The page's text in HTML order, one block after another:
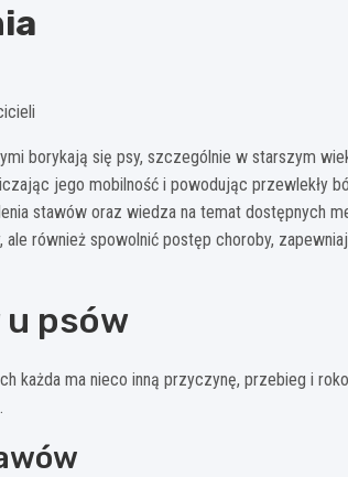
borykają się psy, szczególnie w starszym
jego mobilność i powodując przewlekły
stawów oraz wiedza na temat dostępnych
również spowolnić postęp choroby,
u psów
każda ma nieco inną przyczynę, przebieg i